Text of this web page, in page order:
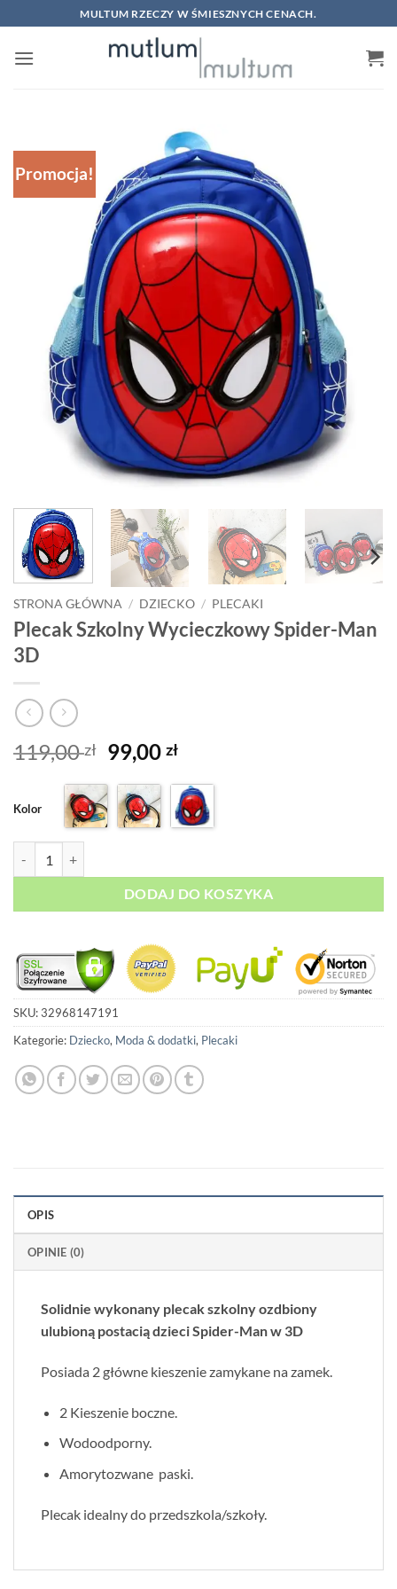
to
content
MULTUM RZECZY W ŚMIESZNYCH CENACH.
Promocja!
STRONA GŁÓWNA / DZIECKO / PLECAKI
Plecak Szkolny Wycieczkowy Spider-Man
3D
119,00zł Pierwotna
cena
wynosiła:
119,00 zł.
99,00złAktualna
wynosi:
99,00 zł.
Kolor
DODAJ DO KOSZYKA
SKU:32968147191
Kategorie: Dziecko, Moda & dodatki, Plecaki
OPIS
OPINIE (0)
Solidnie wykonany plecak szkolny ozdbiony
ulubioną postacią dzieci Spider-Man w 3D
Posiada 2 główne kieszenie zamykane na zamek.
2 Kieszenie boczne.
Wodoodporny.
Amorytozwane paski.
Plecak idealny do przedszkola/szkoły.